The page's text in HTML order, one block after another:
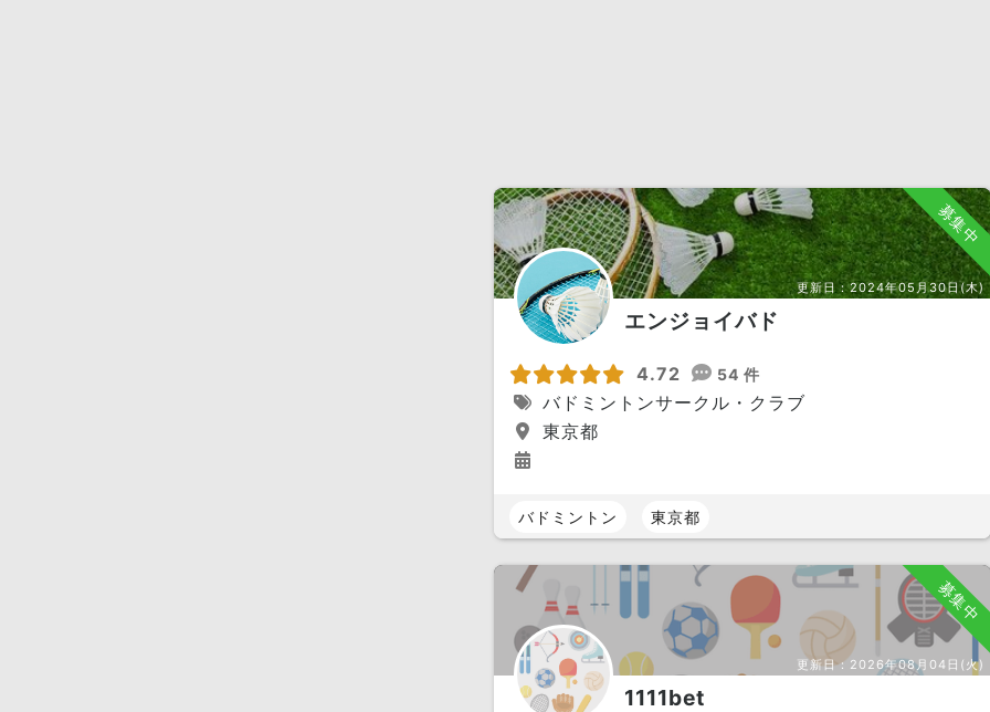
募集中
更新日：2024年05月30日(木)
エンジョイバド
4.72 54 件
バドミントンサークル・クラブ
東京都
バドミントン 東京都
募集中
更新日： 2026年08月04日(火)
1111bet